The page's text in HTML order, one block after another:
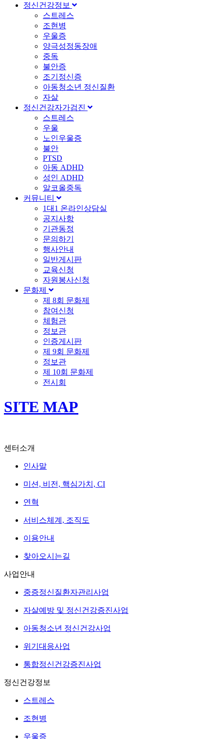
정신건강정보
스트레스
조현병
우울증
양극성정동장애
중독
불안증
조기정신증
아동청소년 정신질환
자살
정신건강자가검진
스트레스
우울
노인우울증
불안
PTSD
아동 ADHD
성인 ADHD
알코올중독
커뮤니티
1대1 온라인상담실
공지사항
기관동정
문의하기
행사안내
일반게시판
교육신청
자원봉사신청
문화제
제 8회 문화제
참여신청
체험관
정보관
인증게시판
제 9회 문화제
정보관
제 10회 문화제
전시회
SITE MAP
센터소개
인사말
미션, 비전, 핵심가치, CI
연혁
서비스체계, 조직도
이용안내
찾아오시는길
사업안내
중증정신질환자관리사업
자살예방 및 정신건강증진사업
아동청소년 정신건강사업
위기대응사업
통합정신건강증진사업
정신건강정보
스트레스
조현병
우울증